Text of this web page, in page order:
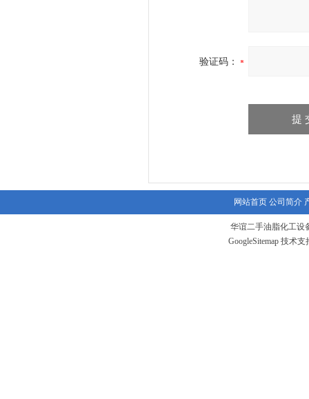
验证码：
网站首页 公司简介
华谊二手油脂化工设
GoogleSitemap 技术支